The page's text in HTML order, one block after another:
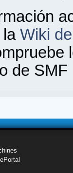
la Wiki
de